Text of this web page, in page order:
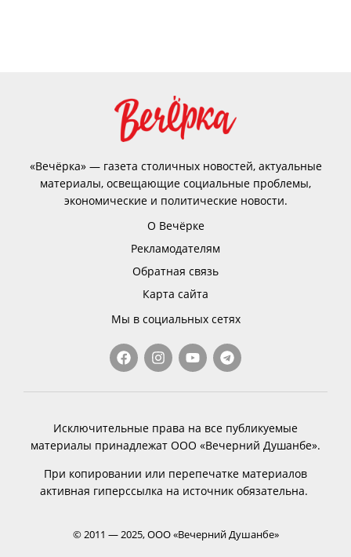
«Вечёрка» — газета столичных новостей, актуальные
материалы, освещающие социальные проблемы,
экономические и политические новости.
О Вечёрке
Рекламодателям
Обратная связь
Карта сайта
Мы в социальных сетях
Исключительные права на все публикуемые
материалы принадлежат ООО «Вечерний Душанбе».
При копировании или перепечатке материалов
активная гиперссылка на источник обязательна.
© 2011 — 2025, ООО «Вечерний Душанбе»